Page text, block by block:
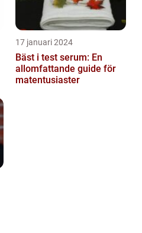
17 januari 2024
Bäst i test serum: En
allomfattande guide för
matentusiaster